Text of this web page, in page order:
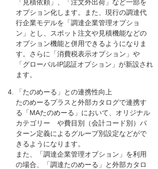
「見積依頼」、「注文外出荷」など一部を
オプション化します。また、現行の調達代
行企業モデルを「調達企業管理オプショ
ン」とし、スポット注文や見積機能などの
オプション機能と併用できるようになりま
す。さらに「消費税表示オプション」や
「グローバルIP認証オプション」が新設され
ます。
「たのめーる」との連携性向上
たのめーるプラスと外部カタログで連携す
る「MAたのめーる」において、オリジナル
カテゴリー や費目別（会計コード別）パ
ターン定義によるグループ別設定などがで
きるようになります。
また、「調達企業管理オプション」を利用
の場合、「調達たのめーる」と外部カタロ